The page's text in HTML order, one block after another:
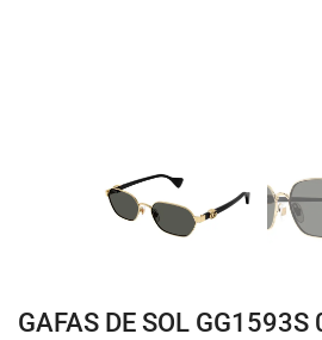
GAFAS DE SOL GG1593S